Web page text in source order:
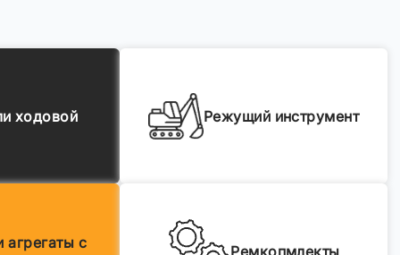
ходовой Режущий инструмент
агрегаты с
Ремкопмлекты